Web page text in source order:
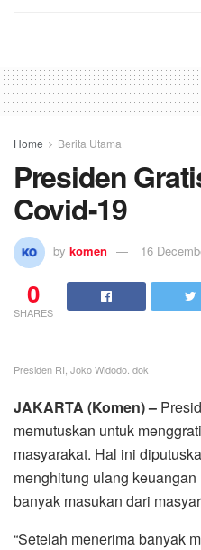
Home Berita Utama
Presiden
Covid-19
by komen 16
0
SHARES
Presiden RI, Joko Widodo. dok
JAKARTA (Komen) –
memutuskan untuk
masyarakat. Hal ini
menghitung ulang
banyak masukan dari
“Setelah menerima banyak